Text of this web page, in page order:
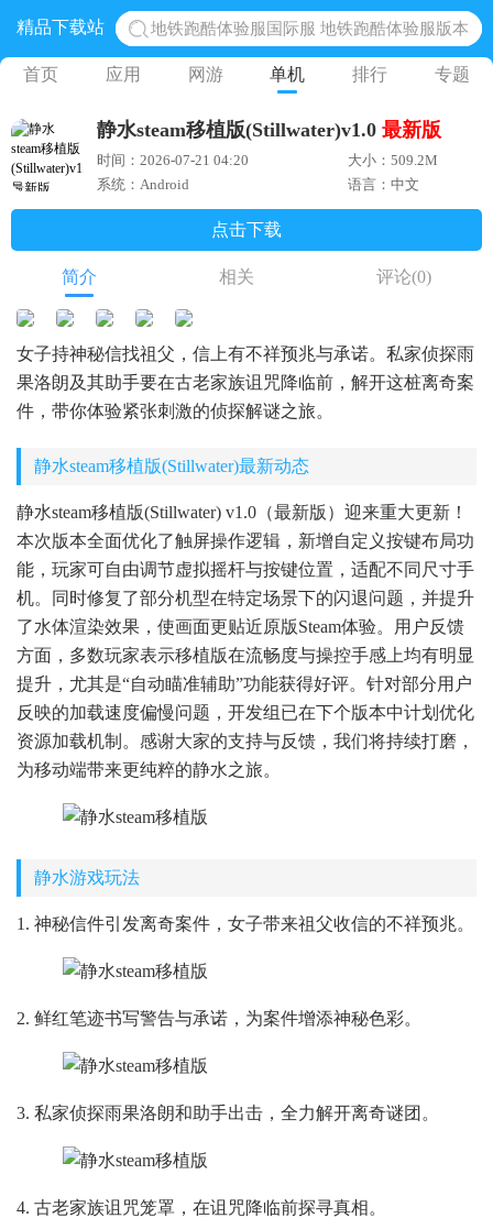
精品下载站
地铁跑酷体验服国际服 地铁跑酷体验服版本
网易光遇手游正版 点亮星空共庆周年
黎明觉醒生机腾讯正版 黎明觉醒生机国际服
蛋仔派对下载 蛋仔派对体验服
奥特曼王者传奇 正版奥特曼游戏
首页 应用 网游 单机 排行 专题
静水steam移植版(Stillwater)v1.0 最新版
时间：2026-07-21 04:20
大小：509.2M
系统：Android
语言：中文
点击下载
简介 相关 评论(0)
女子持神秘信找祖父，信上有不祥预兆与承诺。私家侦探雨
果洛朗及其助手要在古老家族诅咒降临前，解开这桩离奇案
件，带你体验紧张刺激的侦探解谜之旅。
静水steam移植版(Stillwater)最新动态
静水steam移植版(Stillwater) v1.0（最新版）迎来重大更新！
本次版本全面优化了触屏操作逻辑，新增自定义按键布局功
能，玩家可自由调节虚拟摇杆与按键位置，适配不同尺寸手
机。同时修复了部分机型在特定场景下的闪退问题，并提升
了水体渲染效果，使画面更贴近原版Steam体验。用户反馈
方面，多数玩家表示移植版在流畅度与操控手感上均有明显
提升，尤其是“自动瞄准辅助”功能获得好评。针对部分用户
反映的加载速度偏慢问题，开发组已在下个版本中计划优化
资源加载机制。感谢大家的支持与反馈，我们将持续打磨，
为移动端带来更纯粹的静水之旅。
静水游戏玩法
1. 神秘信件引发离奇案件，女子带来祖父收信的不祥预兆。
2. 鲜红笔迹书写警告与承诺，为案件增添神秘色彩。
3. 私家侦探雨果洛朗和助手出击，全力解开离奇谜团。
4. 古老家族诅咒笼罩，在诅咒降临前探寻真相。